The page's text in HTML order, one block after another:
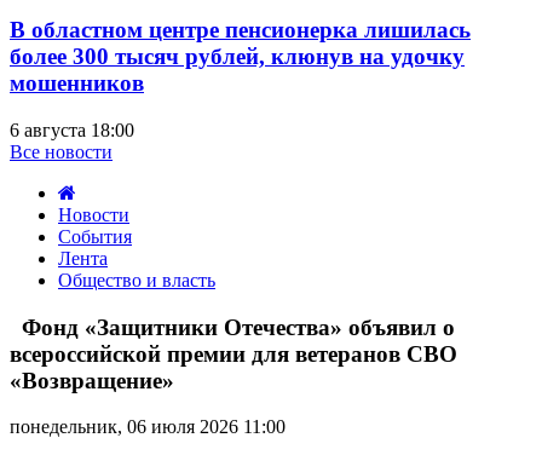
В областном центре пенсионерка лишилась
более 300 тысяч рублей, клюнув на удочку
мошенников
6 августа 18:00
Все новости
Новости
События
Лента
Общество и власть
«Защитники
Отечества»
объявил
о
премии
Фонд «Защитники Отечества» объявил о
всероссийской премии для ветеранов СВО
«Возвращение»
понедельник, 06 июля 2026 11:00